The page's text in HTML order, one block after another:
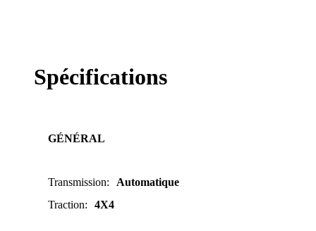
Spécifications
GÉNÉRAL
Transmission:
Automatique
Traction: 4X4